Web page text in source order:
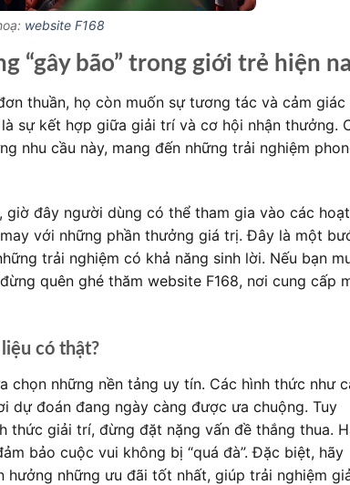
website F168
“gây bão” trong giới trẻ hiện
thuần, họ còn muốn sự tương tác và cảm giác
sự kết hợp giữa giải trí và cơ hội nhận thưởng.
nhu cầu này, mang đến những trải nghiệm
đây người dùng có thể tham gia vào các hoạt
với những phần thưởng giá trị. Đây là một
trải nghiệm có khả năng sinh lời. Nếu bạn
quên ghé thăm website F168, nơi cung cấp
có thật?
những nền tảng uy tín. Các hình thức như
đoán đang ngày càng được ưa chuộng. Tuy
thức giải trí, đừng đặt nặng vấn đề thắng thua.
bảo cuộc vui không bị “quá đà”. Đặc biệt, hãy
hưởng những ưu đãi tốt nhất, giúp trải nghiệm